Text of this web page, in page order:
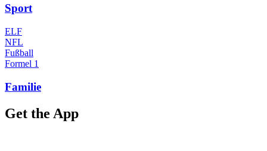
Sport
ELF
NFL
Fußball
Formel 1
Familie
Get the App